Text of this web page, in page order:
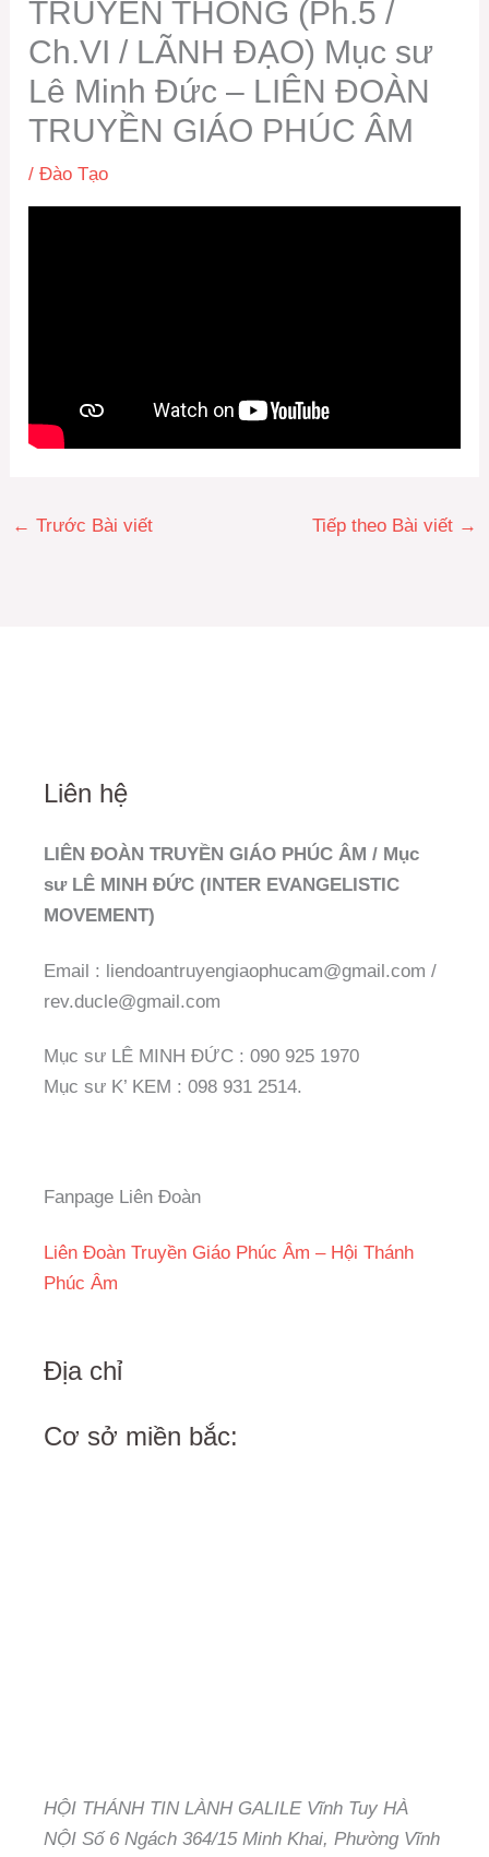
TRUYỀN THÔNG (Ph.5 /
Ch.VI / LÃNH ĐẠO) Mục sư
Lê Minh Đức – LIÊN ĐOÀN
TRUYỀN GIÁO PHÚC ÂM
/Đào Tạo
← Trước Bài viết Tiếp theo Bài viết →
Liên hệ
LIÊN ĐOÀN TRUYỀN GIÁO PHÚC ÂM / Mục
sư LÊ MINH ĐỨC (INTER EVANGELISTIC
MOVEMENT)
Email : liendoantruyengiaophucam@gmail.com /
rev.ducle@gmail.com
Mục sư LÊ MINH ĐỨC : 090 925 1970
Mục sư K’ KEM : 098 931 2514.
Fanpage Liên Đoàn
Liên Đoàn Truyền Giáo Phúc Âm – Hội Thánh
Phúc Âm
Địa chỉ
Cơ sở miền bắc:
HỘI THÁNH TIN LÀNH GALILE Vĩnh Tuy HÀ
NỘI Số 6 Ngách 364/15 Minh Khai, Phường Vĩnh